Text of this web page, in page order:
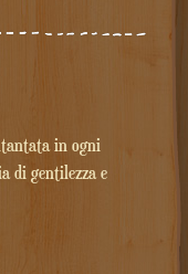
in ogni
di gentilezza e